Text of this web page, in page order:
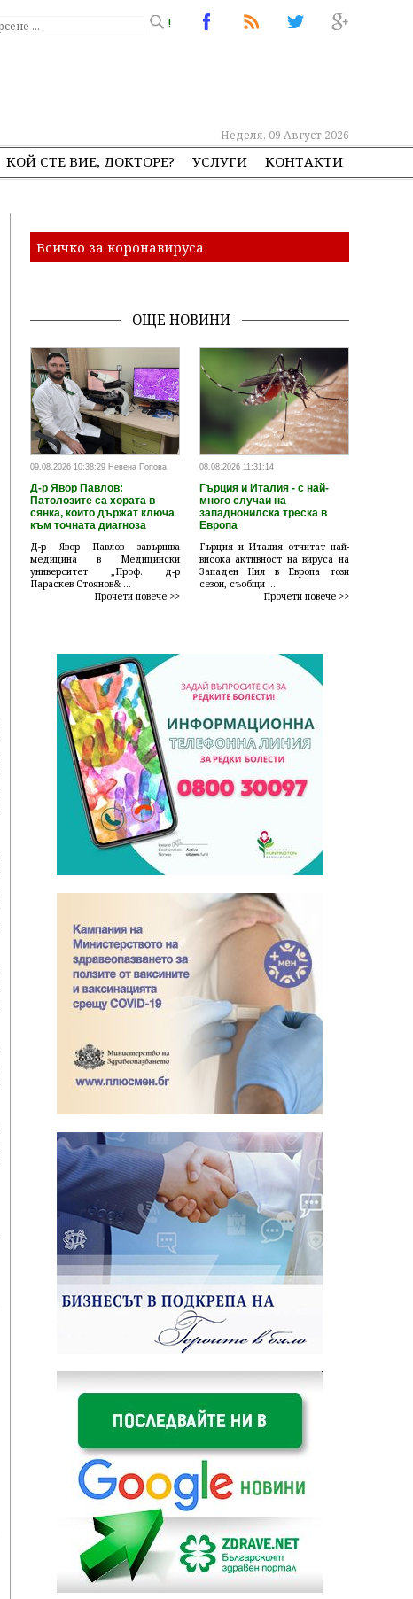
!
Неделя, 09 Август 2026
КОЙ СТЕ ВИЕ, ДОКТОРЕ? УСЛУГИ КОНТАКТИ
Всичко за коронавируса
ОЩЕ НОВИНИ
09.08.2026 10:38:29 Невена Попова
Д-р Явор Павлов:
Патолозите са хората в
сянка, които държат ключа
към точната диагноза
Д-р Явор Павлов завършва
медицина в Медицински
университет „Проф. д-р
Параскев Стоянов& ...
Прочети повече >>
08.08.2026 11:31:14
Гърция и Италия - с най-
много случаи на
западнонилска треска в
Европа
Гърция и Италия отчитат най-
висока активност на вируса на
Западен Нил в Европа този
сезон, съобщи ...
Прочети повече >>